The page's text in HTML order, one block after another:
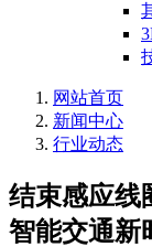
网站首页
新闻中心
行业动态
结束感应线
智能交通新